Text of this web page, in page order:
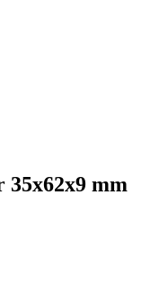
35x62x9 mm